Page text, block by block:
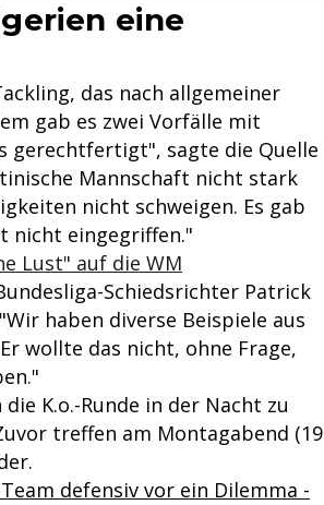
eine
das nach allgemeiner
gab es zwei Vorfälle mit
gerechtfertigt", sagte die Quelle
Mannschaft nicht stark
nicht schweigen. Es gab
nicht eingegriffen."
Lust" auf die WM
Schiedsrichter Patrick
haben diverse Beispiele aus
wollte das nicht, ohne Frage,
K.o.-Runde in der Nacht zu
treffen am Montagabend (19
defensiv vor ein Dilemma -